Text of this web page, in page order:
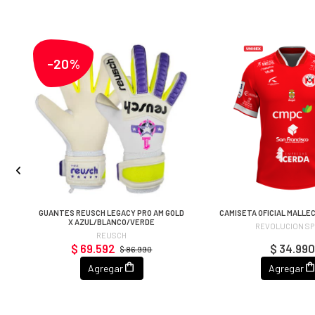
-20%
GUANTES REUSCH LEGACY PRO AM GOLD
X AZUL/BLANCO/VERDE
REUSCH
$ 86.990
$ 69.592
Agregar
CAMISETA OFICIAL
REVOLUCION
$ 34.990
Agregar